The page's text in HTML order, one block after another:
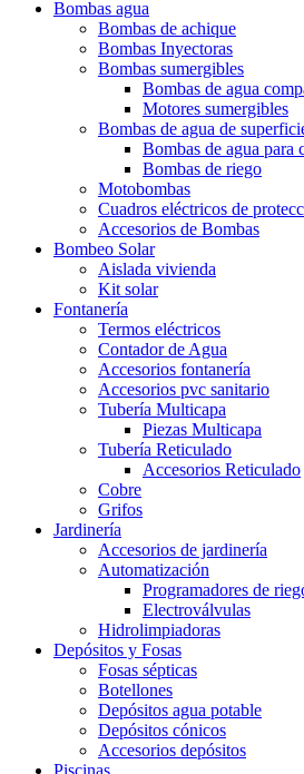
Bombas agua
Bombas de achique
Bombas Inyectoras
Bombas sumergibles
Bombas de agua
Motores sumergibles
Bombas de agua de
Bombas de agua para
Bombas de riego
Motobombas
Cuadros eléctricos de
Accesorios de Bombas
Bombeo Solar
Aislada vivienda
Kit solar
Fontanería
Termos eléctricos
Contador de Agua
Accesorios fontanería
Accesorios pvc sanitario
Tubería Multicapa
Piezas Multicapa
Tubería Reticulado
Accesorios Reticulado
Cobre
Grifos
Jardinería
Accesorios de jardinería
Automatización
Programadores de
Electroválvulas
Hidrolimpiadoras
Depósitos y Fosas
Fosas sépticas
Botellones
Depósitos agua potable
Depósitos cónicos
Accesorios depósitos
Piscinas